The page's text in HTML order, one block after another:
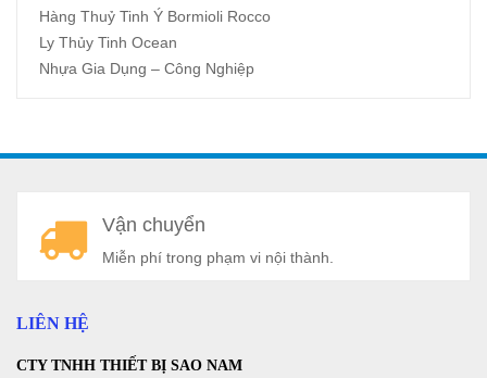
Hàng Thuỷ Tinh Ý Bormioli Rocco
Ly Thủy Tinh Ocean
Nhựa Gia Dụng – Công Nghiệp
Vận chuyển
Miễn phí trong phạm vi nội thành.
LIÊN HỆ
CTY TNHH THIẾT BỊ SAO NAM